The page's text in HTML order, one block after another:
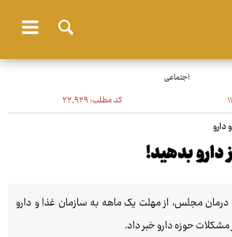
اجتماعی
کد مطلب:۲۲٬۹۲۹
دارو
دارو بدهید!
مجلس، از مهلت یک ماهه به سازمان غذا و دارو
مشکلات حوزه دارو خبر داد.